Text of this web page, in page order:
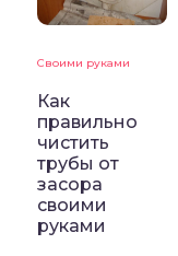
Своими руками
Как
правильно
чистить
трубы от
засора
своими
руками